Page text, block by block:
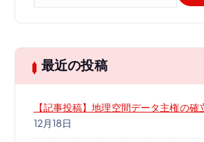
最近の投稿
【記事投稿】地理空間データ主権の確
12月18日